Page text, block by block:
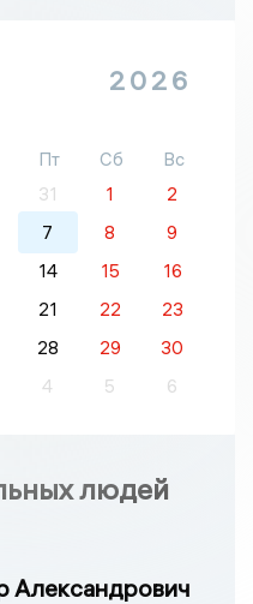
2026
Пт Сб
Вс
31 1
2
7 8
9
14 15
16
21 22
23
28 29
30
4 5 6
людей
Александрович